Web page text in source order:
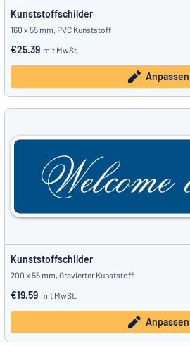
Kunststoffschilder
160 x 55 mm, PVC Kunststoff
€25.39 mit MwSt.
Anpassen
Kunststoffschilder
200 x 55 mm, Gravierter Kunststoff
€19.59 mit MwSt.
Anpassen